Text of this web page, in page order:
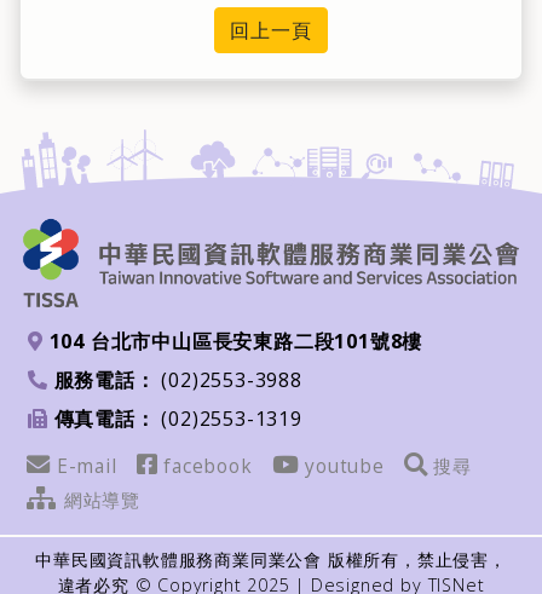
回上一頁
地址
104 台北市中山區長安東路二段101號8樓
電話
服務電話： (02)2553-3988
傳真
傳真電話： (02)2553-1319
Email
E-mail FB
facebook youtube
youtube 搜尋
搜尋
網站導覽
網站導覽
中華民國資訊軟體服務商業同業公會 版權所有，禁止侵害，
違者必究 © Copyright 2025 | Designed byTISNet